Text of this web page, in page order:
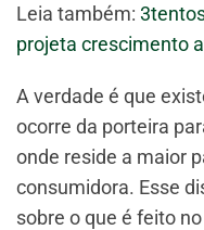
Leia também:
projeta crescimento
A verdade é que
ocorre da porteira
onde reside a maior
consumidora. Esse
sobre o que é feito